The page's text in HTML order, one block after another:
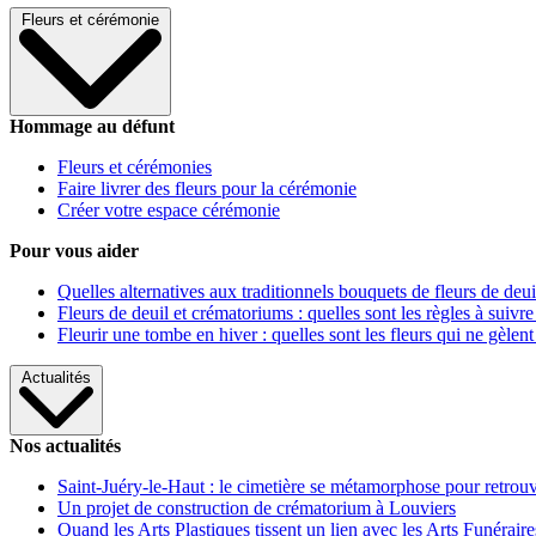
Fleurs et cérémonie
Hommage au défunt
Fleurs et cérémonies
Faire livrer des fleurs pour la cérémonie
Créer votre espace cérémonie
Pour vous aider
Quelles alternatives aux traditionnels bouquets de fleurs de
Fleurs de deuil et crématoriums : quelles sont les règles à
Fleurir une tombe en hiver : quelles sont les fleurs qui ne gèlent
Actualités
Nos actualités
Saint-Juéry-le-Haut : le cimetière se métamorphose pour
Un projet de construction de crématorium à Louviers
Quand les Arts Plastiques tissent un lien avec les Arts